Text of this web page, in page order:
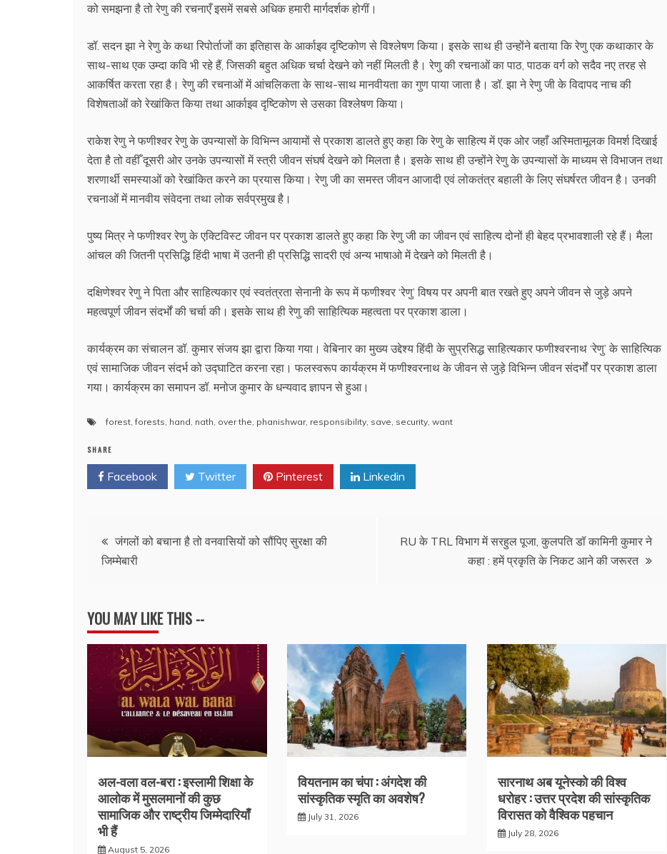
को समझना है तो रेणु की रचनाएँ इसमें सबसे अधिक हमारी मार्गदर्शक होगीं।
डॉ. सदन झा ने रेणु के कथा रिपोर्ताजों का इतिहास के आर्काइव दृष्टिकोण से विश्लेषण किया। इसके साथ ही उन्होंने बताया कि रेणु एक कथाकार के
साथ-साथ एक उम्दा कवि भी रहे हैं, जिसकी बहुत अधिक चर्चा देखने को नहीं मिलती है। रेणु की रचनाओं का पाठ, पाठक वर्ग को सदैव नए तरह से
आकर्षित करता रहा है। रेणु की रचनाओं में आंचलिकता के साथ-साथ मानवीयता का गुण पाया जाता है। डॉ. झा ने रेणु जी के विदापद नाच की
विशेषताओं को रेखांकित किया तथा आर्काइव दृष्टिकोण से उसका विश्लेषण किया।
राकेश रेणु ने फणीश्वर रेणु के उपन्यासों के विभिन्न आयामों से प्रकाश डालते हुए कहा कि रेणु के साहित्य में एक ओर जहाँ अस्मितामूलक विमर्श दिखाई
देता है तो वहीँ दूसरी ओर उनके उपन्यासों में स्त्री जीवन संघर्ष देखने को मिलता है। इसके साथ ही उन्होंने रेणु के उपन्यासों के माध्यम से विभाजन तथा
शरणार्थी समस्याओं को रेखांकित करने का प्रयास किया। रेणु जी का समस्त जीवन आजादी एवं लोकतंत्र बहाली के लिए संघर्षरत जीवन है। उनकी
रचनाओं में मानवीय संवेदना तथा लोक सर्वप्रमुख है।
पुष्य मित्र ने फणीश्वर रेणु के एक्टिविस्ट जीवन पर प्रकाश डालते हुए कहा कि रेणु जी का जीवन एवं साहित्य दोनों ही बेहद प्रभावशाली रहे हैं। मैला
आंचल की जितनी प्रसिद्धि हिंदी भाषा में उतनी ही प्रसिद्धि सादरी एवं अन्य भाषाओ में देखने को मिलती है।
दक्षिणेश्वर रेणु ने पिता और साहित्यकार एवं स्वतंत्रता सेनानी के रूप में फणीश्वर ‘रेणु’ विषय पर अपनी बात रखते हुए अपने जीवन से जुड़े अपने
महत्वपूर्ण जीवन संदर्भों की चर्चा की। इसके साथ ही रेणु की साहित्यिक महत्वता पर प्रकाश डाला।
कार्यक्रम का संचालन डॉ. कुमार संजय झा द्वारा किया गया। वेबिनार का मुख्य उद्देश्य हिंदी के सुप्रसिद्ध साहित्यकार फणीश्वरनाथ ‘रेणु’ के साहित्यिक
एवं सामाजिक जीवन संदर्भ को उद्घाटित करना रहा। फलस्वरूप कार्यक्रम में फणीश्वरनाथ के जीवन से जुड़े विभिन्न जीवन संदर्भों पर प्रकाश डाला
गया। कार्यक्रम का समापन डॉ. मनोज कुमार के धन्यवाद ज्ञापन से हुआ।
forest ,forests hand nath over the phanishwar, responsibility save security want
SHARE
Facebook Twitter Pinterest Linkedin
Post
navigation
जंगलों को बचाना है तो वनवासियों को सौंपिए सुरक्षा की
जिम्मेबारी
RU के TRL विभाग में सरहुल पूजा, कुलपति डॉ कामिनी कुमार ने
कहा : हमें प्रकृति के निकट आने की जरूरत
YOU MAY LIKE THIS --
अल-वला वल-बरा : इस्लामी शिक्षा के
आलोक में मुसलमानों की कुछ
सामाजिक और राष्ट्रीय जिम्मेदारियाँ
भी हैं
August 5, 2026
वियतनाम का चंपा : अंगदेश की
सांस्कृतिक स्मृति का अवशेष?
July 31, 2026
सारनाथ अब यूनेस्को की विश्व
धरोहर : उत्तर प्रदेश की सांस्कृतिक
विरासत को वैश्विक पहचान
July 28, 2026